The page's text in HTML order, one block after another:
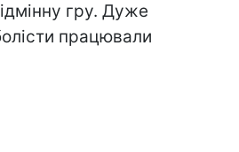
гру. Дуже
працювали